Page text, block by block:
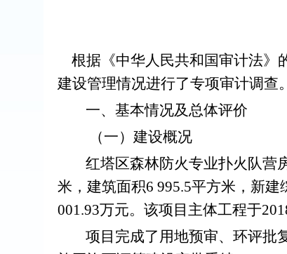
根据《中华人民共和国审计法》
建设管理情况进行了专项审计调查。
一、基本情况及总体评价
（一）建设概况
红塔区森林防火专业扑火队营
米，建筑面积6 995.5平方米 ， 新建
001.93万元。该项目 主体工程于
项目完成了用地预审、环评批